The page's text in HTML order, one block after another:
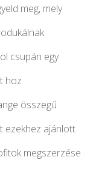
meg, mely
csupán egy
hoz
összegű
ezekhez ajánlott
megszerzése